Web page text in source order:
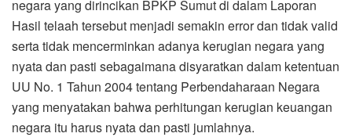
negara yang dirincikan BPKP Sumut di dalam Laporan
Hasil telaah tersebut menjadi semakin error dan tidak valid
serta tidak mencerminkan adanya kerugian negara yang
nyata dan pasti sebagaimana disyaratkan dalam ketentuan
UU No. 1 Tahun 2004 tentang Perbendaharaan Negara
yang menyatakan bahwa perhitungan kerugian keuangan
negara itu harus nyata dan pasti jumlahnya.